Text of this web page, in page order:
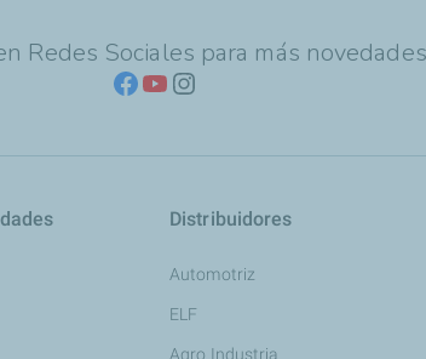
Redes Sociales para más novedades
Distribuidores
Automotriz
ELF
Agro Industria